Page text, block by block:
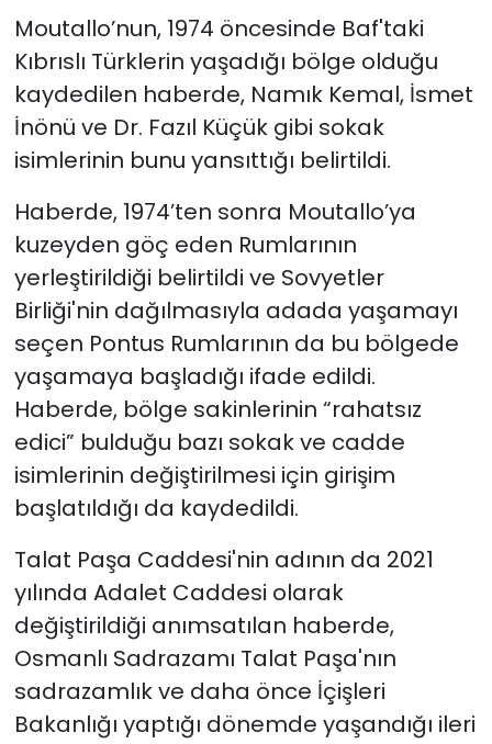
Moutallo’nun, 1974 öncesinde Baf'taki
Kıbrıslı Türklerin yaşadığı bölge olduğu
kaydedilen haberde, Namık Kemal, İsmet
İnönü ve Dr. Fazıl Küçük gibi sokak
isimlerinin bunu yansıttığı belirtildi.
Haberde, 1974’ten sonra Moutallo’ya
kuzeyden göç eden Rumlarının
yerleştirildiği belirtildi ve Sovyetler
Birliği'nin dağılmasıyla adada yaşamayı
seçen Pontus Rumlarının da bu bölgede
yaşamaya başladığı ifade edildi.
Haberde, bölge sakinlerinin “rahatsız
edici” bulduğu bazı sokak ve cadde
isimlerinin değiştirilmesi için girişim
başlatıldığı da kaydedildi.
Talat Paşa Caddesi'nin adının da 2021
yılında Adalet Caddesi olarak
değiştirildiği anımsatılan haberde,
Osmanlı Sadrazamı Talat Paşa'nın
sadrazamlık ve daha önce İçişleri
Bakanlığı yaptığı dönemde yaşandığı ileri